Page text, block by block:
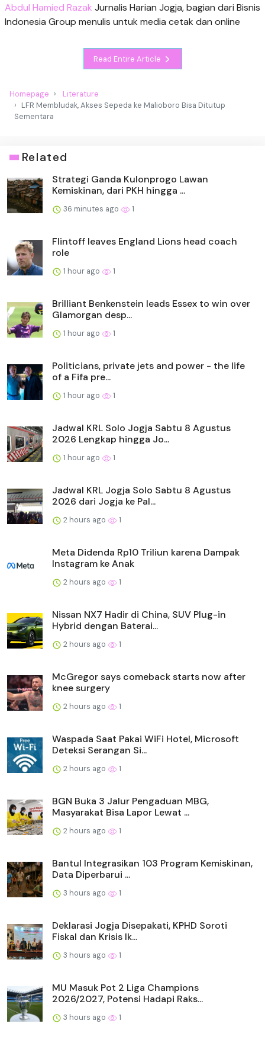
Abdul Hamied Razak Jurnalis Harian Jogja, bagian dari Bisnis
Indonesia Group menulis untuk media cetak dan online
Read Entire Article
Homepage
Literature
LFR Membludak, Akses Sepeda ke Malioboro Bisa Ditutup
Sementara
Related
Strategi Ganda Kulonprogo Lawan
Kemiskinan, dari PKH hingga ...
36 minutes ago 1
Flintoff leaves England Lions head coach
role
1 hour ago 1
Brilliant Benkenstein leads Essex to win over
Glamorgan desp...
1 hour ago 1
Politicians, private jets and power - the life
of a Fifa pre...
1 hour ago 1
Jadwal KRL Solo Jogja Sabtu 8 Agustus
2026 Lengkap hingga Jo...
1 hour ago 1
Jadwal KRL Jogja Solo Sabtu 8 Agustus
2026 dari Jogja ke Pal...
2 hours ago 1
Meta Didenda Rp10 Triliun karena Dampak
Instagram ke Anak
2 hours ago 1
Nissan NX7 Hadir di China, SUV Plug-in
Hybrid dengan Baterai...
2 hours ago 1
McGregor says comeback starts now after
knee surgery
2 hours ago 1
Waspada Saat Pakai WiFi Hotel, Microsoft
Deteksi Serangan Si...
2 hours ago 1
BGN Buka 3 Jalur Pengaduan MBG,
Masyarakat Bisa Lapor Lewat ...
2 hours ago 1
Bantul Integrasikan 103 Program Kemiskinan,
Data Diperbarui ...
3 hours ago 1
Deklarasi Jogja Disepakati, KPHD Soroti
Fiskal dan Krisis Ik...
3 hours ago 1
MU Masuk Pot 2 Liga Champions
2026/2027, Potensi Hadapi Raks...
3 hours ago 1